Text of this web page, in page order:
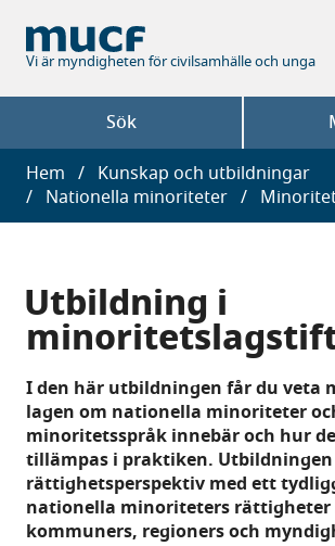
huvudinnehåll
Vi är myndigheten för civilsamhälle och unga
Sök
Länkstig
Hem
Kunskap och utbildningar
Nationella minoriteter
Utbildning i
I den här utbildningen får du veta
lagen om nationella minoriteter
minoritetsspråk innebär och hur
tillämpas i praktiken.
rättighetsperspektiv med ett
nationella minoriteters rättigheter
kommuners, regioners och